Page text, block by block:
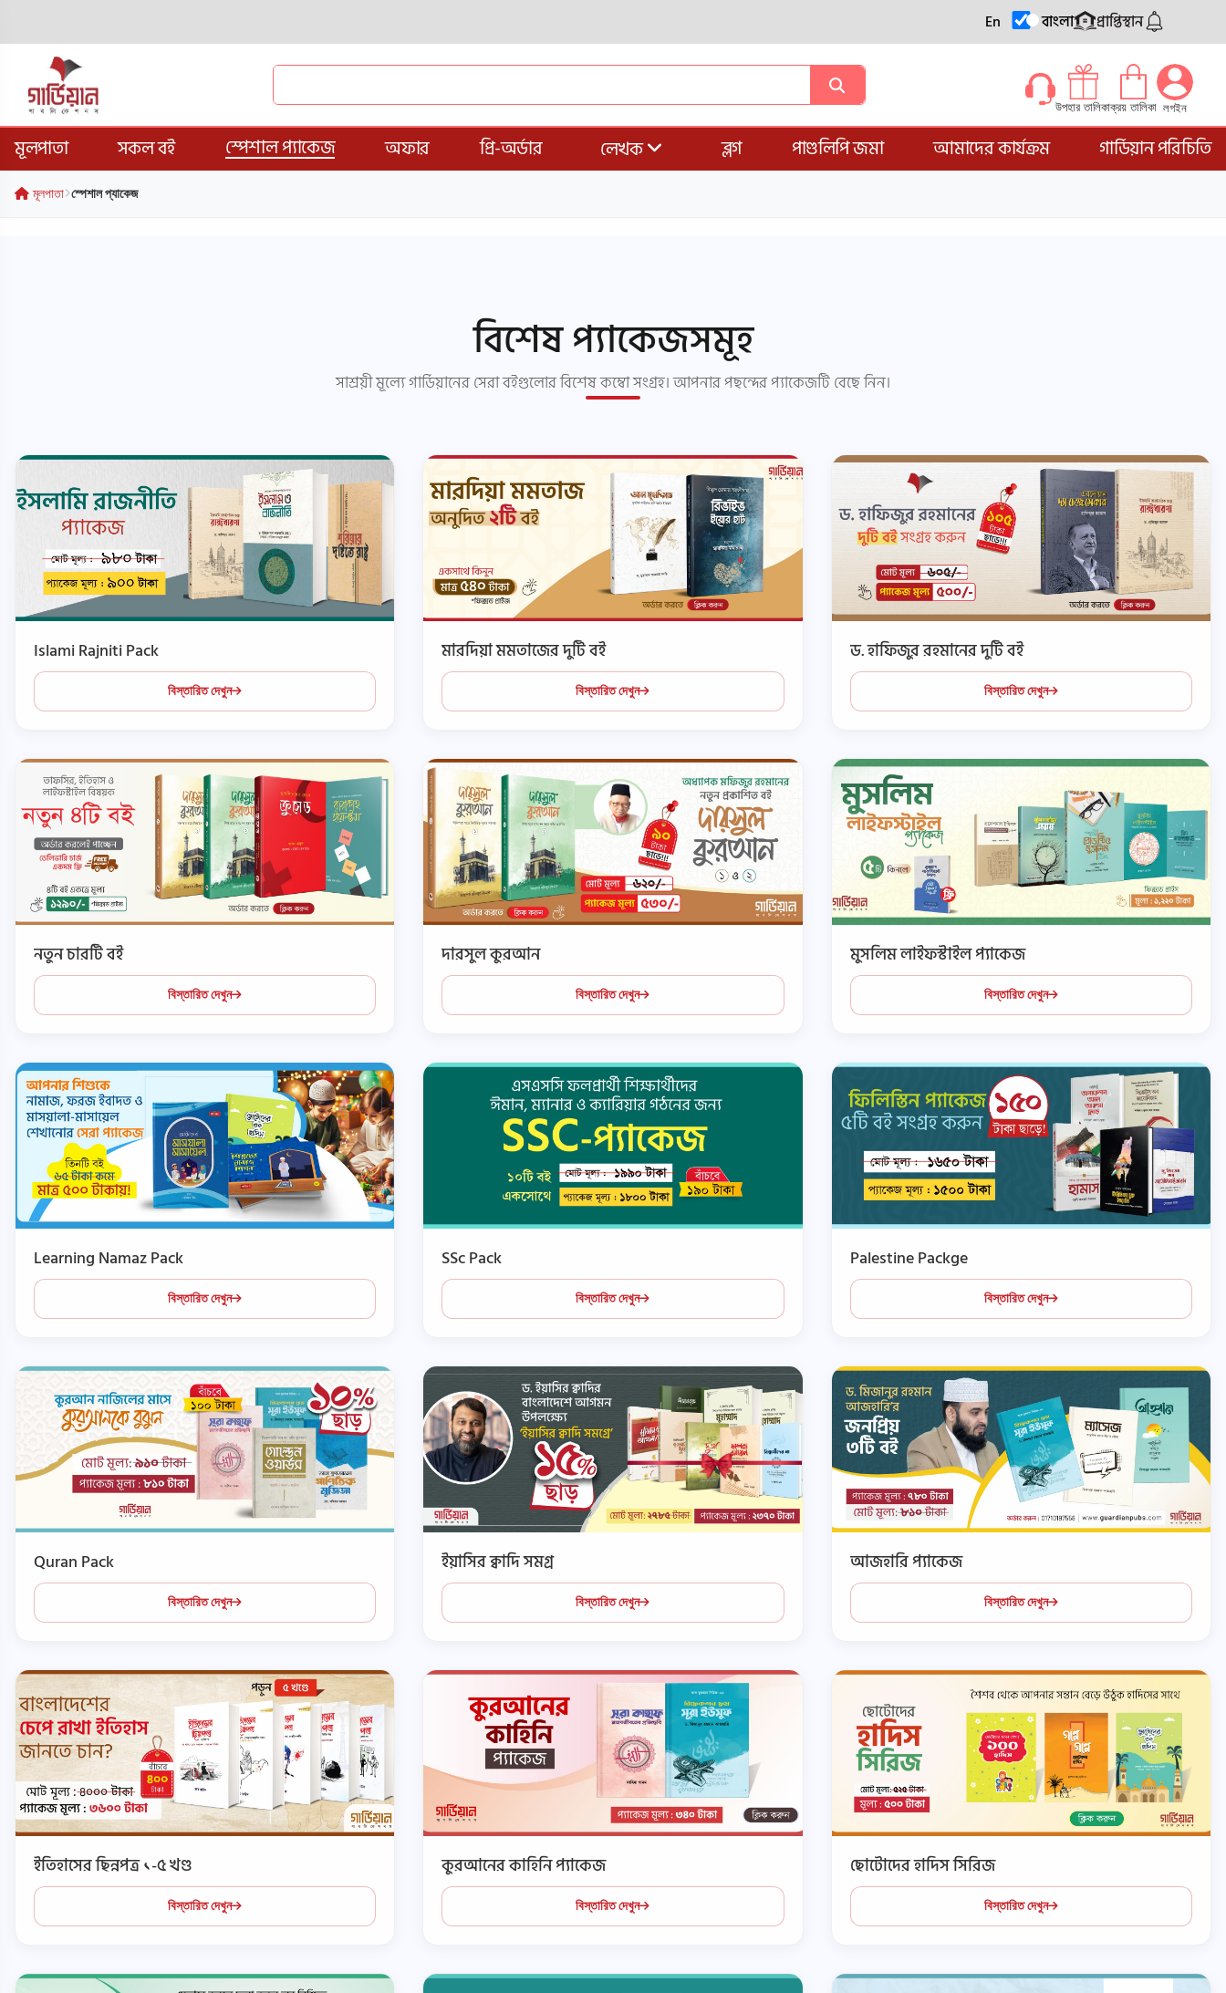
En বাংলা প্রাপ্তিস্থান
উপহার তালিকাক্রয় তালিকা লগইন
মূলপাতা সকল বই স্পেশাল প্যাকেজ অফার প্রি-অর্ডার লেখক ব্লগ পাণ্ডলিপি জমা আমাদের কার্যক্রম গার্ডিয়ান পরিচিতি
মূলপাতা স্পেশাল প্যাকেজ
বিশেষ প্যাকেজসমূহ
সাশ্রয়ী মূল্যে গার্ডিয়ানের সেরা বইগুলোর বিশেষ কম্বো সংগ্রহ। আপনার পছন্দের প্যাকেজটি বেছে নিন।
Islami Rajniti Pack
বিস্তারিত দেখুন
মারদিয়া মমতাজের দুটি বই
বিস্তারিত দেখুন
ড. হাফিজুর রহমানের দুটি বই
বিস্তারিত দেখুন
নতুন চারটি বই
বিস্তারিত দেখুন
দারসুল কুরআন
বিস্তারিত দেখুন
মুসলিম লাইফস্টাইল প্যাকেজ
বিস্তারিত দেখুন
Learning Namaz Pack
বিস্তারিত দেখুন
SSc Pack
বিস্তারিত দেখুন
Palestine Packge
বিস্তারিত দেখুন
Quran Pack
বিস্তারিত দেখুন
ইয়াসির ক্বাদি সমগ্র
বিস্তারিত দেখুন
আজহারি প্যাকেজ
বিস্তারিত দেখুন
ইতিহাসের ছিন্নপত্র ১-৫ খণ্ড
বিস্তারিত দেখুন
কুরআনের কাহিনি প্যাকেজ
বিস্তারিত দেখুন
ছোটোদের হাদিস সিরিজ
বিস্তারিত দেখুন